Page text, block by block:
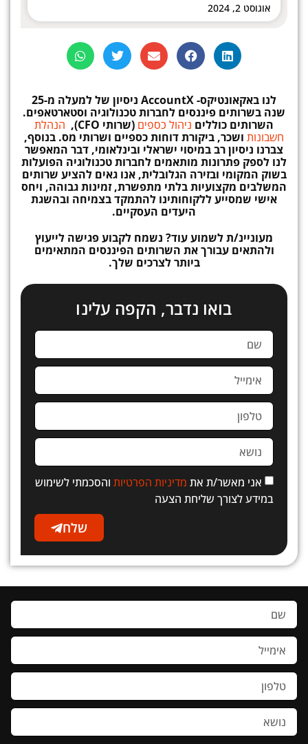
אוגוסט 2, 2024
לנו באקאונטיקס-AccountX ניסיון
של למעלה מ-25
שנה בשרותים פיננסים לחברות טכנולוגיה וסטארטאפים.
השרותים כוללים ניהול כספים (שרותי CFO),
הנהלת
חשבונות ושכר, ביקורת דוחות כספיים ושרותי מס. בנוסף,
צברנו ניסיון רב במיסוי ישראלי ובינלאומי, דבר המאפשר
לנו לספק פתרונות מותאמים לחברות טכנולוגיה הפועלות
בשוק המקומי ובזירה הגלובלית, אנו גאים להציע שרותים
המשלבים מקצועיות בלתי מתפשרת, זמינות גבוהה, ויחס
אישי שמסייע ללקוחותינו להתמקד בצמיחה ובהשגת
היעדים העסקיים.
מעוניינ/ת לשמוע עוד? נשמח לקבוע פגישה לייעוץ
ולהתאים עבורך את השרותים הפיננסים המתאימים
ביותר לצרכים שלך.
בואו נדבר, הקפה עלינו
אני מאשר/ת את מדיניות הפרטיות והסכמתי לשימוש
במידע לצורך שליחת הצעה
שלח